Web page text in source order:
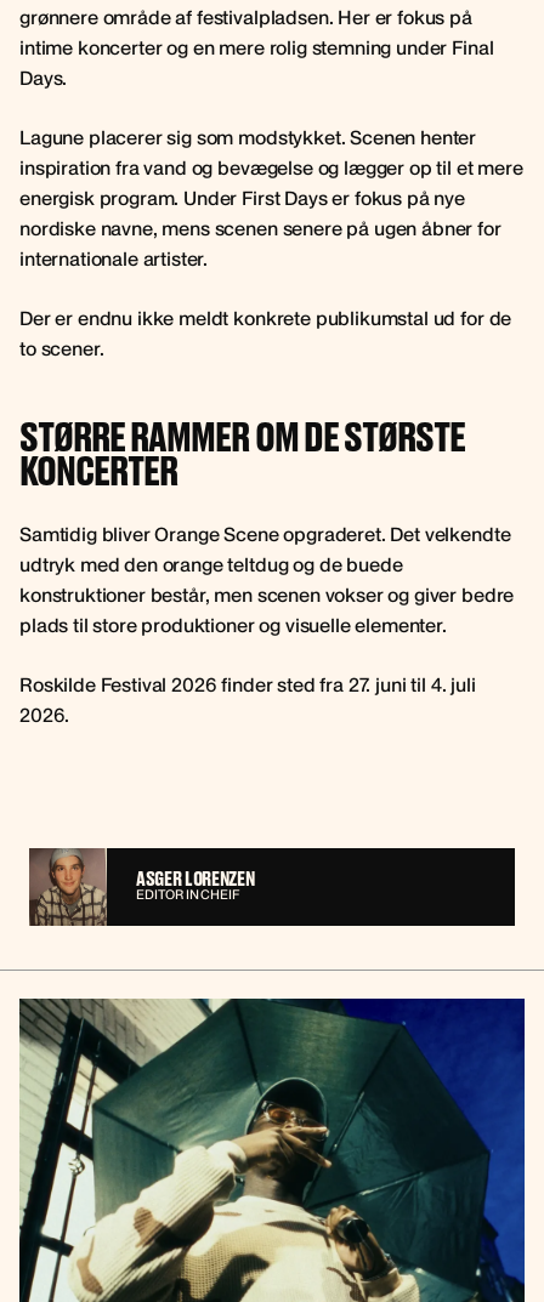
grønnere område af festivalpladsen. Her er fokus på
intime koncerter og en mere rolig stemning under Final
Days.
Lagune placerer sig som modstykket. Scenen henter
inspiration fra vand og bevægelse og lægger op til et mere
energisk program. Under First Days er fokus på nye
nordiske navne, mens scenen senere på ugen åbner for
internationale artister.
Der er endnu ikke meldt konkrete publikumstal ud for de
to scener.
STØRRE RAMMER OM DE STØRSTE
KONCERTER
Samtidig bliver Orange Scene opgraderet. Det velkendte
udtryk med den orange teltdug og de buede
konstruktioner består, men scenen vokser og giver bedre
plads til store produktioner og visuelle elementer.
Roskilde Festival 2026 finder sted fra 27. juni til 4. juli
2026.
ASGER LORENZEN
EDITOR IN CHEIF